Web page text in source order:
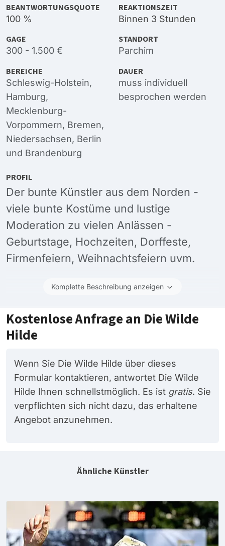
BEANTWORTUNGSQUOTE
100 %
REAKTIONSZEIT
Binnen 3 Stunden
GAGE
300 - 1.500 €
STANDORT
Parchim
BEREICHE
Schleswig-Holstein,
Hamburg,
Mecklenburg-
Vorpommern, Bremen,
Niedersachsen, Berlin
und Brandenburg
DAUER
muss individuell
besprochen werden
PROFIL
Der bunte Künstler aus dem Norden -
viele bunte Kostüme und lustige
Moderation zu vielen Anlässen -
Geburtstage, Hochzeiten, Dorffeste,
Firmenfeiern, Weihnachtsfeiern uvm.
Komplette Beschreibung anzeigen
Kostenlose Anfrage an Die Wilde
Hilde
Wenn Sie Die Wilde Hilde über dieses
Formular kontaktieren, antwortet Die Wilde
Hilde Ihnen schnellstmöglich. Es ist gratis. Sie
verpflichten sich nicht dazu, das erhaltene
Angebot anzunehmen.
Ähnliche Künstler